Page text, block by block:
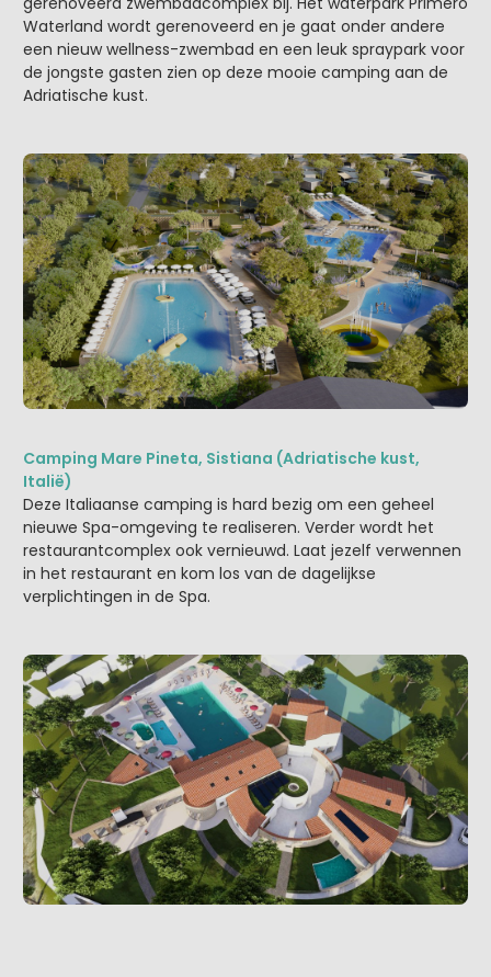
Waterland wordt gerenoveerd en je gaat onder andere
een nieuw wellness-zwembad en een leuk spraypark voor
de jongste gasten zien op deze mooie camping aan de
Adriatische kust.
Camping Mare Pineta, Sistiana (Adriatische kust,
Italië)
Deze Italiaanse camping is hard bezig om een geheel
nieuwe Spa-omgeving te realiseren. Verder wordt het
restaurantcomplex ook vernieuwd. Laat jezelf verwennen
in het restaurant en kom los van de dagelijkse
verplichtingen in de Spa.